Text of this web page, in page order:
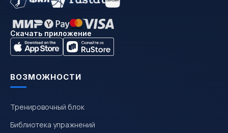
Скачать приложение
ВОЗМОЖНОСТИ
Тренировочный блок
Библиотека упражнений